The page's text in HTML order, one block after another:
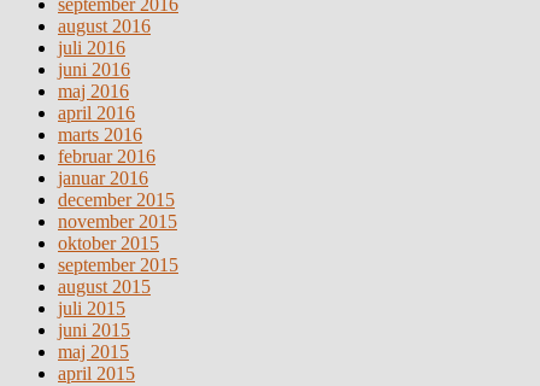
august 2016
juli 2016
juni 2016
maj 2016
april 2016
marts 2016
februar 2016
januar 2016
december 2015
november 2015
oktober 2015
september 2015
august 2015
juli 2015
juni 2015
maj 2015
april 2015